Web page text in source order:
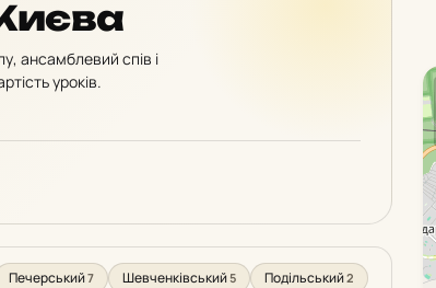
ансамблевий спів і
уроків.
Печерський7 Шевченківський5 Подільський2